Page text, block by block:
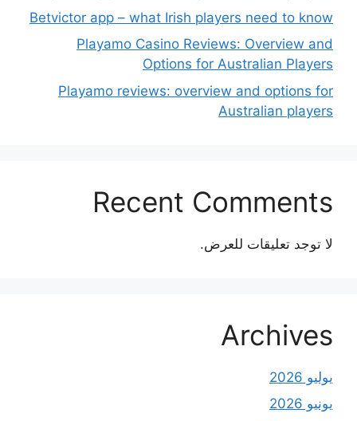
Betvictor app – what Irish players need to know
Playamo Casino Reviews: Overview and
Options for Australian Players
Playamo reviews: overview and options for
Australian players
Recent Comments
لا توجد تعليقات للعرض.
Archives
يوليو 2026
يونيو 2026